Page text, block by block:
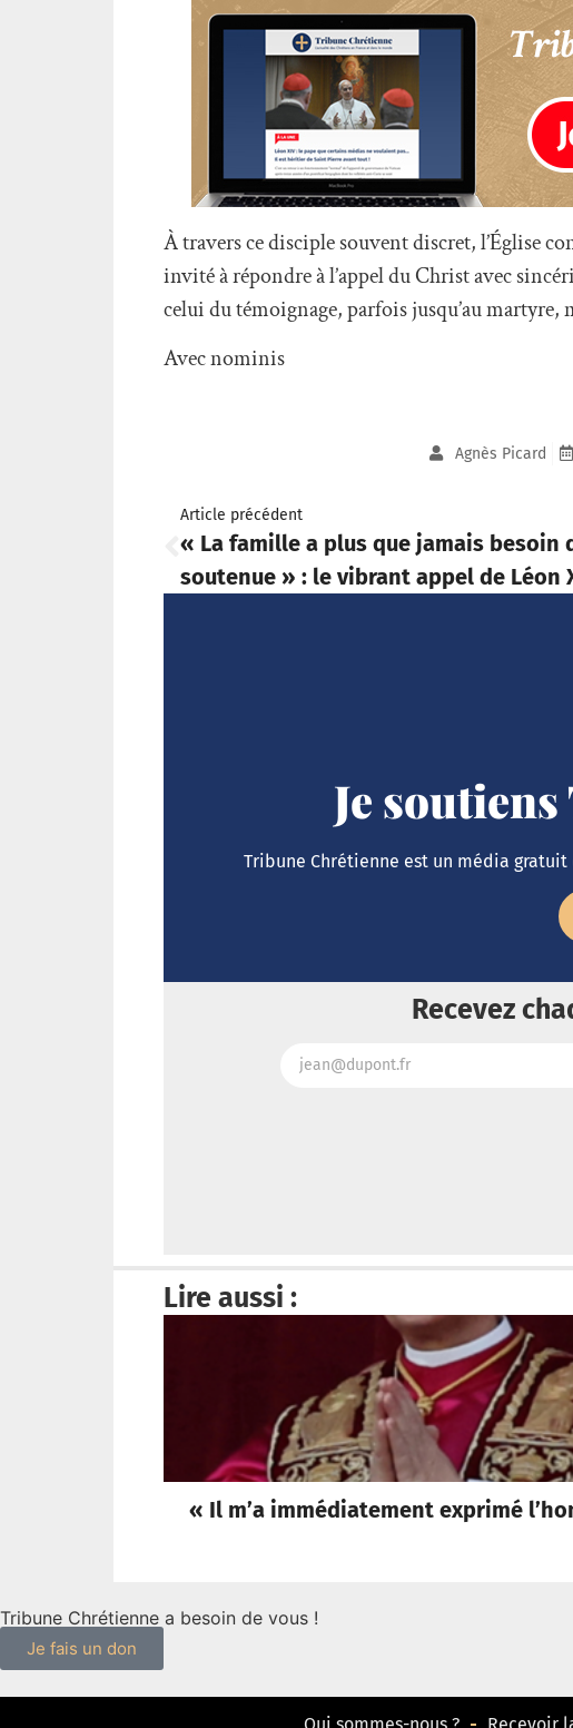
À travers ce disciple souvent discret, l’Église
invité à répondre à l’appel du Christ avec
celui du témoignage, parfois jusqu’au
Avec nominis
Agnès Picard
Article précédent
« La famille a plus que jamais besoin
soutenue » : le vibrant appel de Léon
Je
Tribune Chrétienne est un média
Recevez
Lire aussi :
« Il m’a immédiatement exprimé
Tribune Chrétienne a besoin de vous !
Je fais un don
Qui sommes-nous ? Recevoir